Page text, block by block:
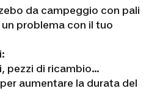
da campeggio con pali
problema con il tuo
pezzi di ricambio...
aumentare la durata del